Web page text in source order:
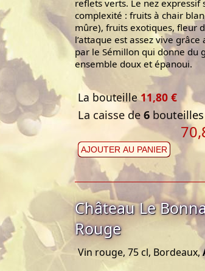
reflets verts. Le nez expressif
complexité : fruits à chair
mûre), fruits exotiques, fleur
l’attaque est assez vive
par le Sémillon qui donne du
ensemble doux et épanoui.
La bouteille11,80 €
La caisse de 6
AJOUTER AU PANIER
Château Le
Rouge
Vin rouge, 75 cl, Bordeaux,